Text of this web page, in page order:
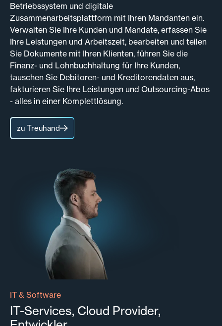
Betriebssystem und digitale
Zusammenarbeitsplattform mit Ihren Mandanten ein.
Verwalten Sie Ihre Kunden und Mandate, erfassen Sie
Ihre Leistungen und Arbeitszeit, bearbeiten und teilen
Sie Dokumente mit Ihren Klienten, führen Sie die
Finanz- und Lohnbuchhaltung für Ihre Kunden,
tauschen Sie Debitoren- und Kreditorendaten aus,
fakturieren Sie Ihre Leistungen und Outsourcing-Abos
- alles in einer Komplettlösung.
zu Treuhand
IT & Software
IT-Services, Cloud Provider,